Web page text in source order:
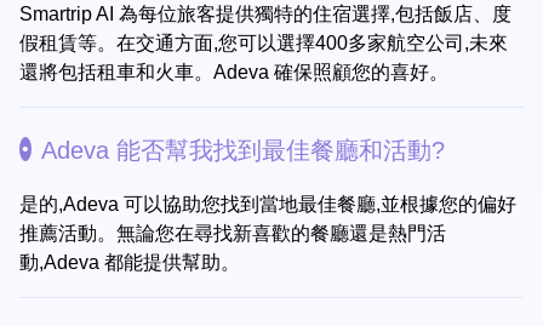
Smartrip AI 為每位旅客提供獨特的住宿選擇,包括飯店、度
假租賃等。在交通方面,您可以選擇400多家航空公司,未來
還將包括租車和火車。Adeva 確保照顧您的喜好。
Adeva 能否幫我找到最佳餐廳和活動?
是的,Adeva 可以協助您找到當地最佳餐廳,並根據您的偏好
推薦活動。無論您在尋找新喜歡的餐廳還是熱門活
動,Adeva 都能提供幫助。